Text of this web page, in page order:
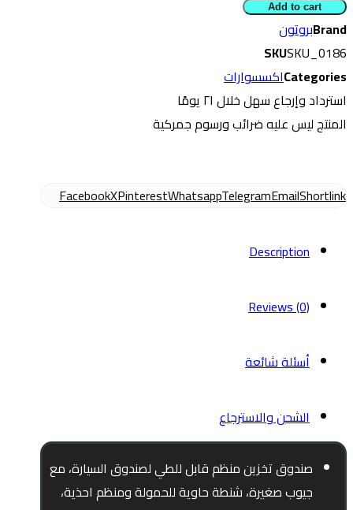
سيارة
ماركة
بروتون
quantity
Add to cart
Brandبروتون
SKUSKU_0186
Categoriesاكسسوارات
استرداد وإرجاع سهل خلال ۲۱ يومًا
المنتج ليس عليه ضرائب ورسوم جمركية
FacebookXPinterestWhatsappTelegramEmailShortlink
Description
Reviews (0)
أسئلة شائعة
الشحن والاسترجاع
صندوق تخزين منظم قابل للطي لصندوق السيارة، مع
جيوب صغيرة، شنطة حاوية للحمولة ومنظم احذية،